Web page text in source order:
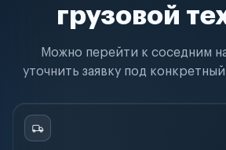
грузовой
Можно перейти к соседним
уточнить заявку под